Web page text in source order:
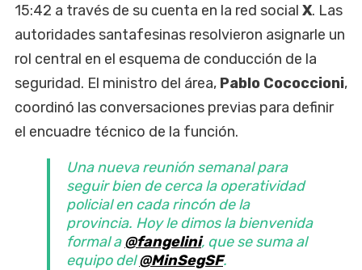
15:42 a través de su cuenta en la red social X. Las
autoridades santafesinas resolvieron asignarle un
rol central en el esquema de conducción de la
seguridad. El ministro del área, Pablo Cococcioni,
coordinó las conversaciones previas para definir
el encuadre técnico de la función.
Una nueva reunión semanal para
seguir bien de cerca la operatividad
policial en cada rincón de la
provincia. Hoy le dimos la bienvenida
formal a@fangelini, que se suma al
equipo del@MinSegSF.